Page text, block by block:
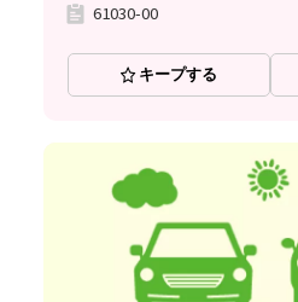
61030-00
キープする